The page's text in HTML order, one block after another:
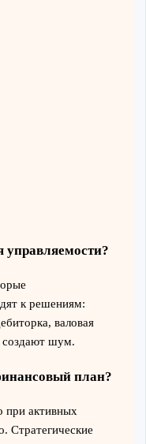
управляемости?
к решениям:
валовая
шум.
план?
при активных
Стратегические